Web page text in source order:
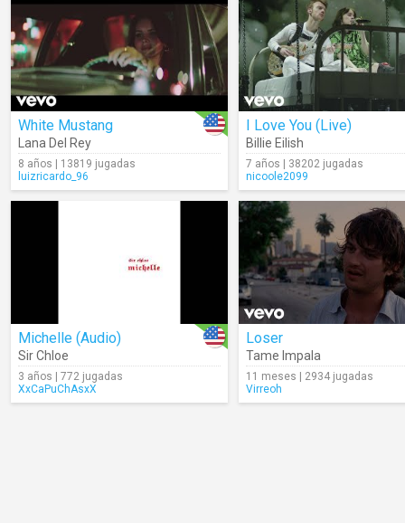
White Mustang
Lana Del Rey
8 años | 13819 jugadas
luizricardo_96
I Love You (Live)
Billie Eilish
7 años | 38202 jugadas
nicoole2099
Michelle (Audio)
Sir Chloe
3 años | 772 jugadas
XxCaPuChAsxX
Loser
Tame Impala
11 meses | 2934 jugadas
Virreoh